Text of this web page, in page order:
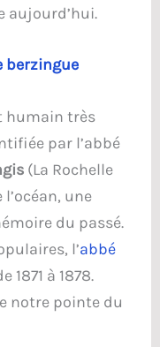
aujourd’hui.
berzingue
humain très
par l’abbé
(La Rochelle
une
du passé.
l’abbé
1871 à 1878.
notre pointe du